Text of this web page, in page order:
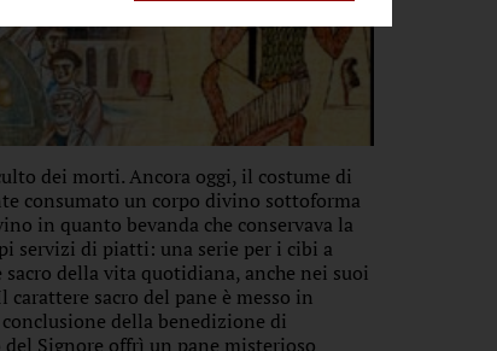
dei morti. Ancora oggi, il costume di
consumato un corpo divino sottoforma
in quanto bevanda che conservava la
servizi di piatti: una serie per i cibi a
della vita quotidiana, anche nei suoi
sacro del pane è messo in
della benedizione di
Signore offrì un pane misterioso